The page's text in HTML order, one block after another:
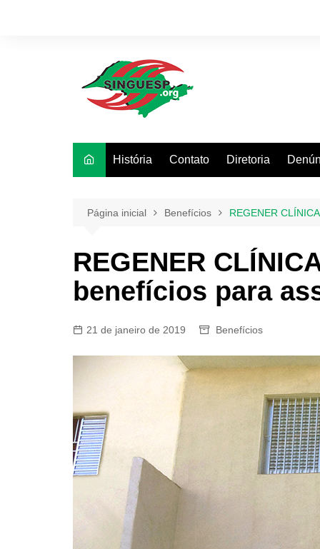
História Contato Diretoria
Página inicial Benefícios REGENER
REGENER
benefícios para
21 de janeiro de 2019 Benefícios